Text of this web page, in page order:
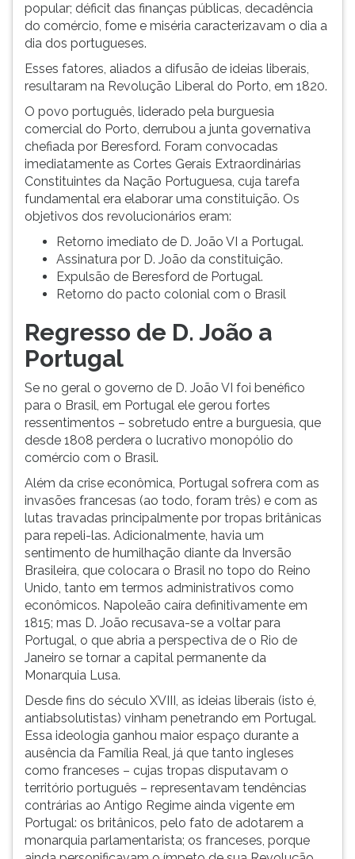
popular; déficit das finanças públicas, decadência
do comércio, fome e miséria caracterizavam o dia a
dia dos portugueses.
Esses fatores, aliados a difusão de ideias liberais,
resultaram na Revolução Liberal do Porto, em 1820.
O povo português, liderado pela burguesia
comercial do Porto, derrubou a junta governativa
chefiada por Beresford. Foram convocadas
imediatamente as Cortes Gerais Extraordinárias
Constituintes da Nação Portuguesa, cuja tarefa
fundamental era elaborar uma constituição. Os
objetivos dos revolucionários eram:
Retorno imediato de D. João VI a Portugal.
Assinatura por D. João da constituição.
Expulsão de Beresford de Portugal.
Retorno do pacto colonial com o Brasil
Regresso de D. João a
Portugal
Se no geral o governo de D. João VI foi benéfico
para o Brasil, em Portugal ele gerou fortes
ressentimentos – sobretudo entre a burguesia, que
desde 1808 perdera o lucrativo monopólio do
comércio com o Brasil.
Além da crise econômica, Portugal sofrera com as
invasões francesas (ao todo, foram três) e com as
lutas travadas principalmente por tropas britânicas
para repeli-las. Adicionalmente, havia um
sentimento de humilhação diante da Inversão
Brasileira, que colocara o Brasil no topo do Reino
Unido, tanto em termos administrativos como
econômicos. Napoleão caíra definitivamente em
1815; mas D. João recusava-se a voltar para
Portugal, o que abria a perspectiva de o Rio de
Janeiro se tornar a capital permanente da
Monarquia Lusa.
Desde fins do século XVIII, as ideias liberais (isto é,
antiabsolutistas) vinham penetrando em Portugal.
Essa ideologia ganhou maior espaço durante a
ausência da Família Real, já que tanto ingleses
como franceses – cujas tropas disputavam o
território português – representavam tendências
contrárias ao Antigo Regime ainda vigente em
Portugal: os britânicos, pelo fato de adotarem a
monarquia parlamentarista; os franceses, porque